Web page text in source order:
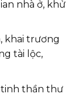
nhà ở, khử
khai trương
tài lộc,
thần thư